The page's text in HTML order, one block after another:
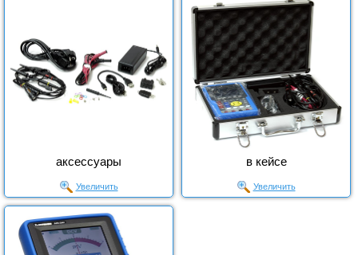
аксессуары
Увеличить
в кейсе
Увеличить